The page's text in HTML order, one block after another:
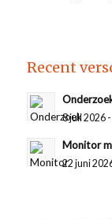
Recent
8 juli 2026
Monitor
22 juni